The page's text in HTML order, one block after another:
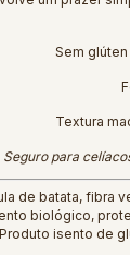
Sem
Textura
Seguro para
de batata,
biológico,
Produto isento de